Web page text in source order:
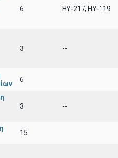
6 ΗΥ-217, ΗΥ-119
3 --
6
3 --
15